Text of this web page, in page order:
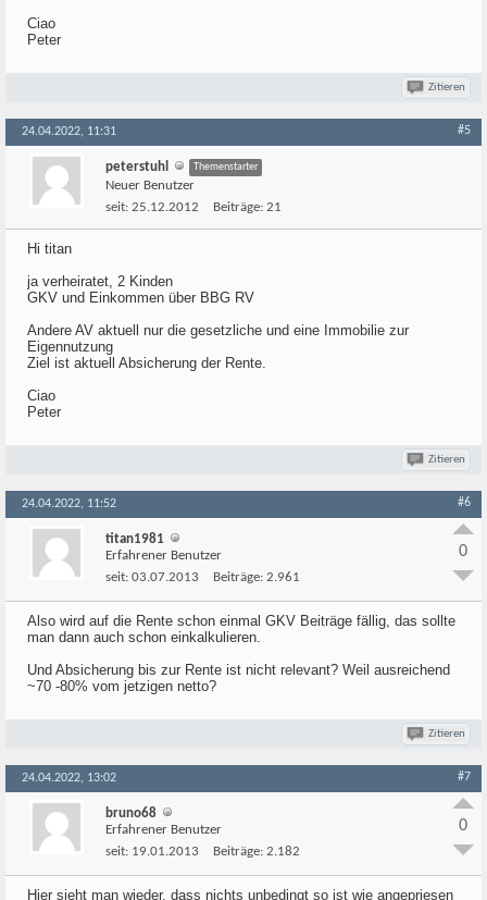
Ciao
Peter
Zitieren
24.04.2022, 11:31 #5
peterstuhl Themenstarter
Neuer Benutzer
seit: 25.12.2012 Beiträge: 21
Hi titan
ja verheiratet, 2 Kinden
GKV und Einkommen über BBG RV
Andere AV aktuell nur die gesetzliche und eine Immobilie zur
Eigennutzung
Ziel ist aktuell Absicherung der Rente.
Ciao
Peter
Zitieren
24.04.2022, 11:52 #6
titan1981
Erfahrener Benutzer
seit: 03.07.2013 Beiträge: 2.961
0
Also wird auf die Rente schon einmal GKV Beiträge fällig, das sollte
man dann auch schon einkalkulieren.
Und Absicherung bis zur Rente ist nicht relevant? Weil ausreichend
~70 -80% vom jetzigen netto?
Zitieren
24.04.2022, 13:02 #7
bruno68
Erfahrener Benutzer
seit: 19.01.2013 Beiträge: 2.182
0
Hier sieht man wieder, dass nichts unbedingt so ist wie angepriesen